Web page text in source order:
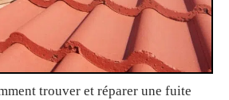
trouver et réparer une fuite